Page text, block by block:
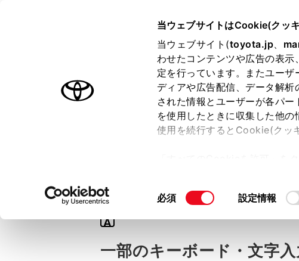
当ウェブサイトはCookie(クッ
当ウェブサイト(toyota.jp、
わせたコンテンツや広告の表
定を行っています。またユー
ディアや広告配信、データ解
された情報とユーザーが各パ
を使用したときに収集した他
使用を続行するとCookie(クッ
て」をご覧ください。
同
択
必須 設定情報
オーナーサポート トピックス
A
一部のキーボード・文字